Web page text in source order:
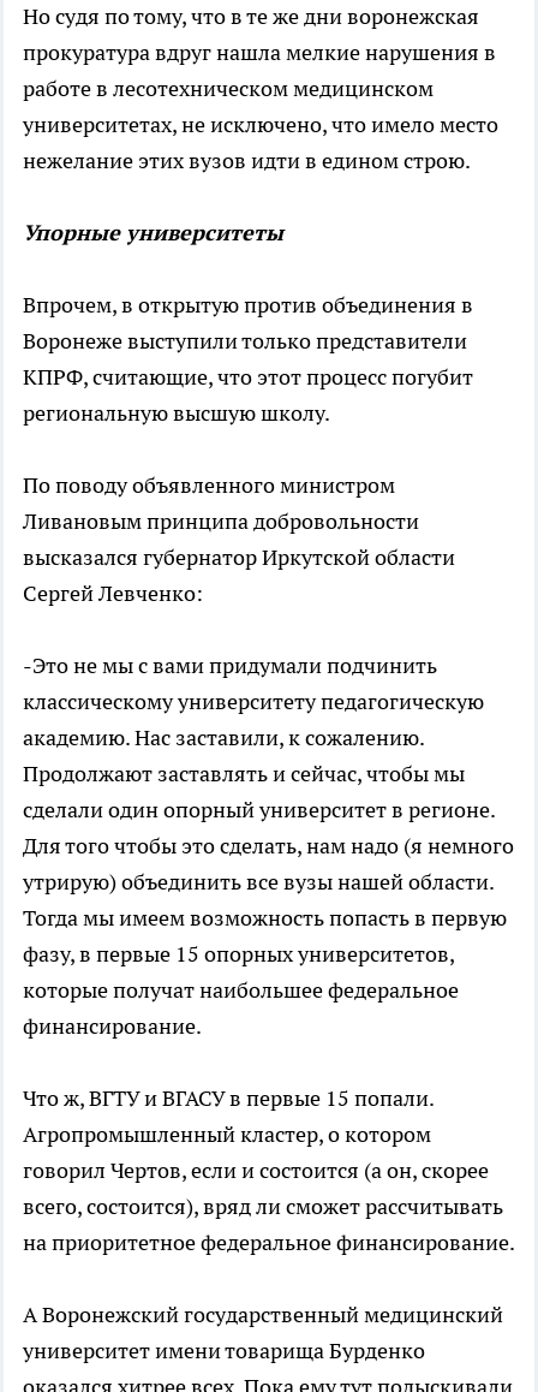
Но судя по тому, что в те же дни воронежская
прокуратура вдруг нашла мелкие нарушения в
работе в лесотехническом медицинском
университетах, не исключено, что имело место
нежелание этих вузов идти в едином строю.
Упорные университеты
Впрочем, в открытую против объединения в
Воронеже выступили только представители
КПРФ, считающие, что этот процесс погубит
региональную высшую школу.
По поводу объявленного министром
Ливановым принципа добровольности
высказался губернатор Иркутской области
Сергей Левченко:
-Это не мы с вами придумали подчинить
классическому университету педагогическую
академию. Нас заставили, к сожалению.
Продолжают заставлять и сейчас, чтобы мы
сделали один опорный университет в регионе.
Для того чтобы это сделать, нам надо (я немного
утрирую) объединить все вузы нашей области.
Тогда мы имеем возможность попасть в первую
фазу, в первые 15 опорных университетов,
которые получат наибольшее федеральное
финансирование.
Что ж, ВГТУ и ВГАСУ в первые 15 попали.
Агропромышленный кластер, о котором
говорил Чертов, если и состоится (а он, скорее
всего, состоится), вряд ли сможет рассчитывать
на приоритетное федеральное финансирование.
А Воронежский государственный медицинский
университет имени товарища Бурденко
оказался хитрее всех. Пока ему тут подыскивали